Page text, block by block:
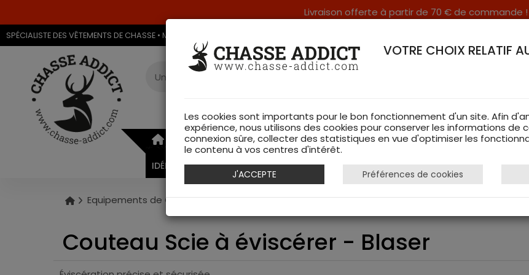
Livraison offerte à partir de 70 € de commande !
SPÉCIALISTE DES VÊTEMENTS DE CHASSE • MAGASIN DE CHASSE & ARMURERIE DANS LES VOSGES & SUR INTERNET
ARMURERIE VÊTEMENTS DE CHASSE RAYON FEMME CHAUSSURES
IDÉES CADEAUX
Equipements de Chasse Coutellerie Couteau Scie à éviscérer - Blaser
Couteau Scie à éviscérer - Blaser
VOTRE CHOIX RELATIF
Les cookies sont importants pour le bon fonctionnement d'un site. Afin
expérience, nous utilisons des cookies pour conserver les informations de
connexion sûre, collecter des statistiques en vue d'optimiser les
le contenu à vos centres d'intérêt.
J'ACCEPTE Préférences de cookies